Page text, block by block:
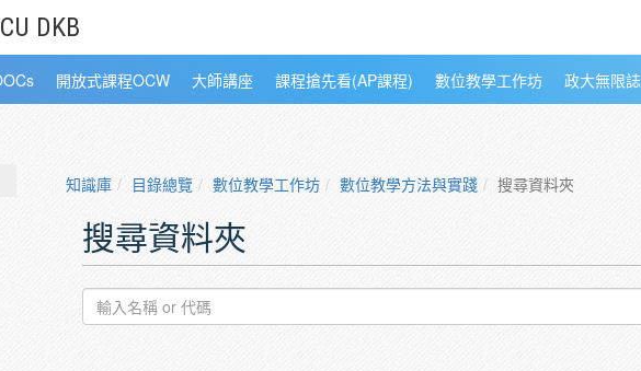
DKB
開放式課程OCW 大師講座 課程搶先看(AP課程) 數位教學工作坊 政大無限誌
知識庫 目錄總覽 數位教學工作坊 數位教學方法與實踐 搜尋資料夾
搜尋資料夾